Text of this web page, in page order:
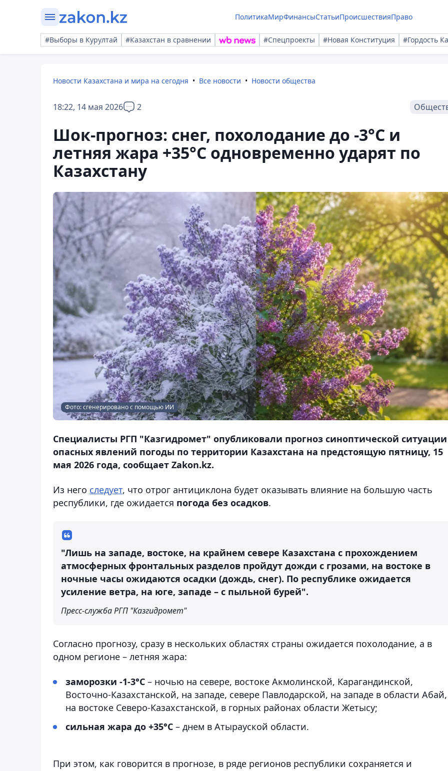
ПолитикаМирФинансыСтатьиПроисшествияПраво
#Выборы в Курултай #Казахстан в сравнении #Спецпроекты #Новая Конституция #Гордость
Новости Казахстана и мира на сегодня Все новости Новости общества
18:22, 14 мая 2026 2
Шок-прогноз: снег, похолодание до -3°С и
летняя жара +35°С одновременно ударят по
Казахстану
Фото: сгенерировано с помощью ИИ
Специалисты РГП "Казгидромет" опубликовали прогноз синоптической
опасных явлений погоды по территории Казахстана на предстоящую пятницу, 15
мая 2026 года, сообщает Zakon.kz.
Из него следует, что отрог антициклона будет оказывать влияние на большую часть
республики, где ожидается погода без осадков.
"Лишь на западе, востоке, на крайнем севере Казахстана с прохождением
атмосферных фронтальных разделов пройдут дожди с грозами, на востоке в
ночные часы ожидаются осадки (дождь, снег). По республике ожидается
усиление ветра, на юге, западе – с пыльной бурей".
Пресс-служба РГП "Казгидромет"
Согласно прогнозу, сразу в нескольких областях страны ожидается похолодание, а в
одном регионе – летняя жара:
заморозки -1-3°С – ночью на севере, востоке Акмолинской, Карагандинской,
Восточно-Казахстанской, на западе, севере Павлодарской, на западе в области Абай,
на востоке Северо-Казахстанской, в горных районах области Жетысу;
сильная жара до +35°С – днем в Атырауской области.
При этом, как говорится в прогнозе, в ряде регионов республики сохраняется и